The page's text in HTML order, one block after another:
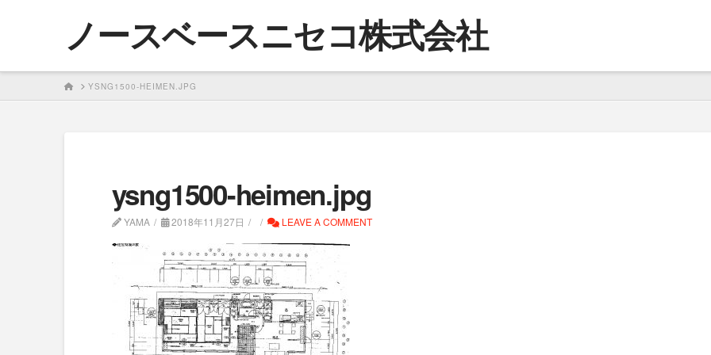
ノースベースニセコ株式会社
HOMEYSNG1500-HEIMEN.JPG
ysng1500-heimen.jpg
YAMA 2018年11月27日 LEAVE A COMMENT